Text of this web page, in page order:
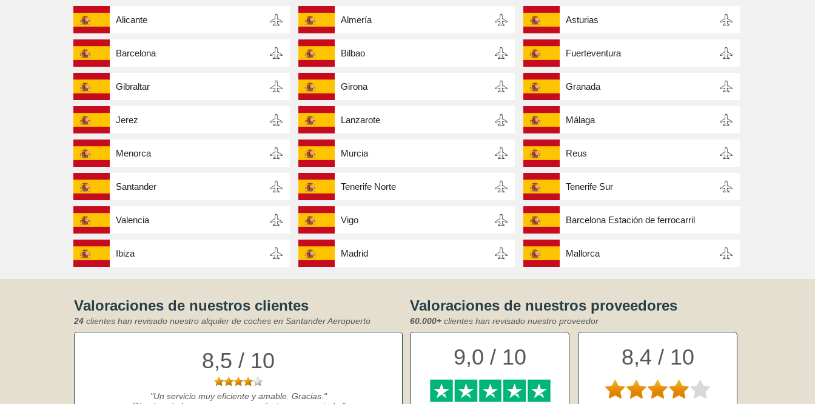
Alicante Almería Asturias
Barcelona Bilbao Fuerteventura
Gibraltar Girona Granada
Jerez Lanzarote Málaga
Menorca Murcia Reus
Santander Tenerife Norte Tenerife Sur
Valencia Vigo Barcelona Estación de ferrocarril
Ibiza Madrid Mallorca
Valoraciones de nuestros clientes
24 clientes han revisado nuestro alquiler de coches en Santander Aeropuerto
8,5 / 10
Un servicio muy eficiente y amable. Gracias.
Valoraciones de nuestros proveedores
60.000+ clientes han revisado nuestro proveedor
9,0 / 10 8,4 / 10